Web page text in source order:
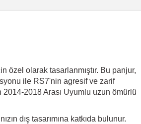
özel olarak tasarlanmıştır. Bu panjur,
ile RS7'nin agresif ve zarif
2018 Arası Uyumlu uzun ömürlü
dış tasarımına katkıda bulunur.